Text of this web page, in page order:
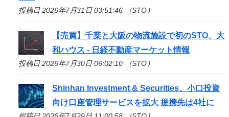
投稿日 2026年7月31日 03:51:46 （STO）
【売買】千葉と大阪の物流施設で初のSTO、大
和ハウス - 日経不動産マーケット情報
投稿日 2026年7月30日 06:02:10 （STO）
Shinhan Investment & Securities、小口投資
向け口座管理サービスを拡大 提携先は4社に